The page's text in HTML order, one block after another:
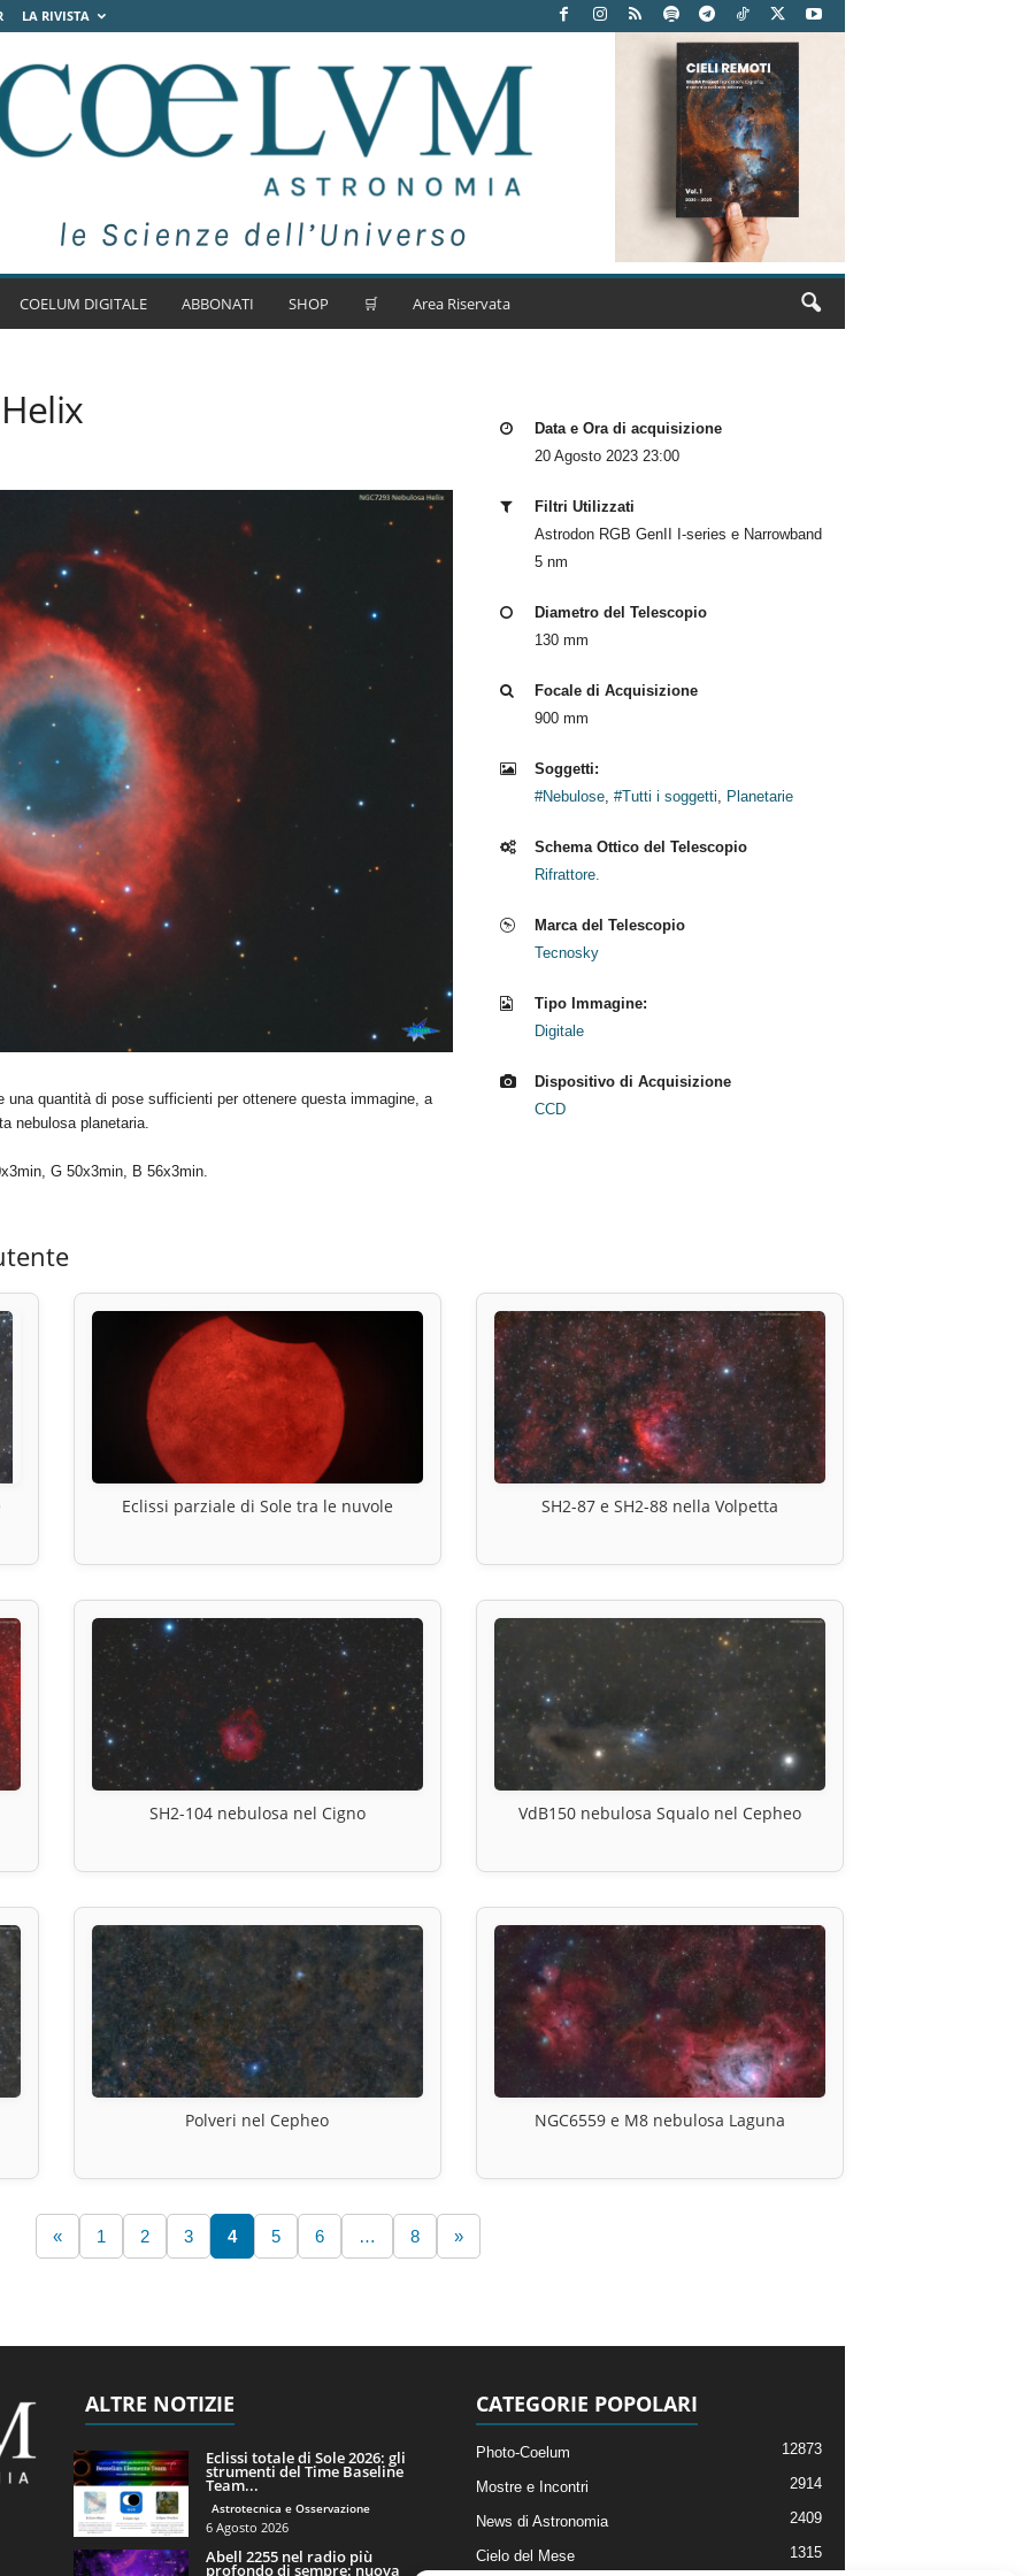
LA RIVISTA
COELUM DIGITALE ABBONATI SHOP 🛒 Area Riservata
quantità di pose sufficienti per ottenere questa immagine, a
nebulosa planetaria.
G 50x3min, B 56x3min.
Data e Ora di acquisizione
20 Agosto 2023 23:00
Filtri Utilizzati
Astrodon RGB GenII I-series e Narrowband
5 nm
Diametro del Telescopio
130 mm
Focale di Acquisizione
900 mm
Soggetti:
#Nebulose, #Tutti i soggetti, Planetarie
Schema Ottico del Telescopio
Rifrattore.
Marca del Telescopio
Tecnosky
Tipo Immagine:
Digitale
Dispositivo di Acquisizione
CCD
Eclissi parziale di Sole tra le nuvole SH2-87 e SH2-88 nella Volpetta
SH2-104 nebulosa nel Cigno VdB150 nebulosa Squalo nel Cepheo
Polveri nel Cepheo NGC6559 e M8 nebulosa Laguna
« 1 2 3 4 5 6 … 8 »
ALTRE NOTIZIE
Eclissi totale di Sole 2026: gli
strumenti del Time Baseline
Team...
Astrotecnica e Osservazione
6 Agosto 2026
Abell 2255 nel radio più
profondo di sempre: nuova
CATEGORIE POPOLARI
Photo-Coelum 12873
Mostre e Incontri 2914
News di Astronomia 2409
Cielo del Mese 1315